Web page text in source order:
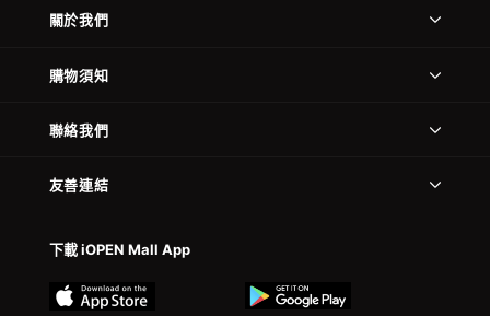
關於我們
購物須知
聯絡我們
友善連結
下載 iOPEN Mall App